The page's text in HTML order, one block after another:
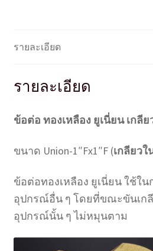
(1*1
รายละเอียด
รายละเอียด
ข้อต่อ ทองเหลือง ยูเนี่ยน เกลีย
ขนาด Union-1″Fx1″F (เกลียวใ
ข้อต่อทองเหลือง ยูเนี่ยน ใช้ใ
อุปกรณ์อื่น ๆ โดยที่ขณะขันเก
อุปกรณ์นั้น ๆ ไม่หมุนตาม